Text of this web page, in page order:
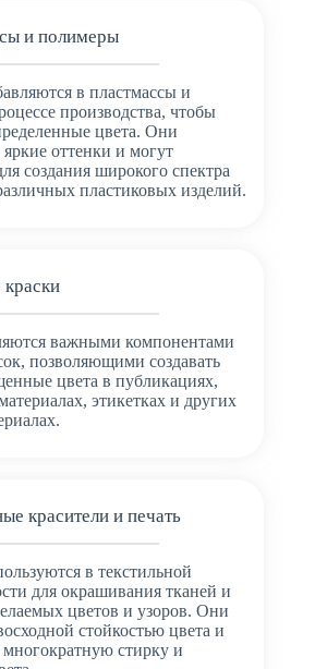
и полимеры
в пластмассы и
производства, чтобы
цвета. Они
оттенки и могут
создания широкого спектра
пластиковых изделий.
важными компонентами
позволяющими создавать
цвета в публикациях,
этикетках и других
красители и печать
в текстильной
для окрашивания тканей и
цветов и узоров. Они
стойкостью цвета и
стирку и